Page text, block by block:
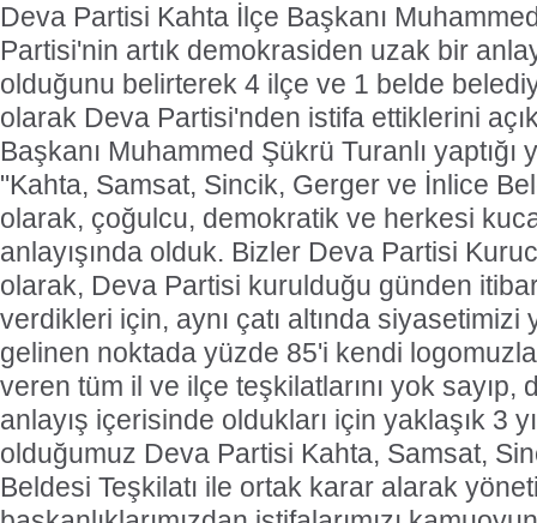
Deva Partisi Kahta İlçe Başkanı
Partisi'nin artık demokrasiden uzak bir
olduğunu belirterek 4 ilçe ve 1 belde
olarak Deva Partisi'nden istifa ettiklerini
Başkanı Muhammed Şükrü Turanlı yaptığı
"Kahta, Samsat, Sincik, Gerger ve İnlice
olarak, çoğulcu, demokratik ve herkesi
anlayışında olduk. Bizler Deva Partisi
olarak, Deva Partisi kurulduğu günden
verdikleri için, aynı çatı altında siyasetimizi
gelinen noktada yüzde 85'i kendi
veren tüm il ve ilçe teşkilatlarını yok sayıp,
anlayış içerisinde oldukları için yaklaşık 3
olduğumuz Deva Partisi Kahta, Samsat,
Beldesi Teşkilatı ile ortak karar alarak